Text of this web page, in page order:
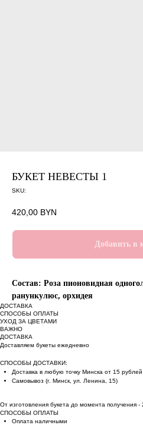
БУКЕТ НЕВЕСТЫ 1
SKU:
420,00 BYN
Добавить в
Состав: Роза пионовидная
ранункулюс, орхидея
ДОСТАВКА
СПОСОБЫ ОПЛАТЫ
УХОД ЗА ЦВЕТАМИ
ВАЖНО
ДОСТАВКА
Доставляем букеты ежедневно
СПОСОБЫ ДОСТАВКИ:
Доставка в любую точку Минска от 15
Самовывоз (г. Минск, ул. Ленина, 15)
От изготовления букета до момента получения -
СПОСОБЫ ОПЛАТЫ
Оплата наличными